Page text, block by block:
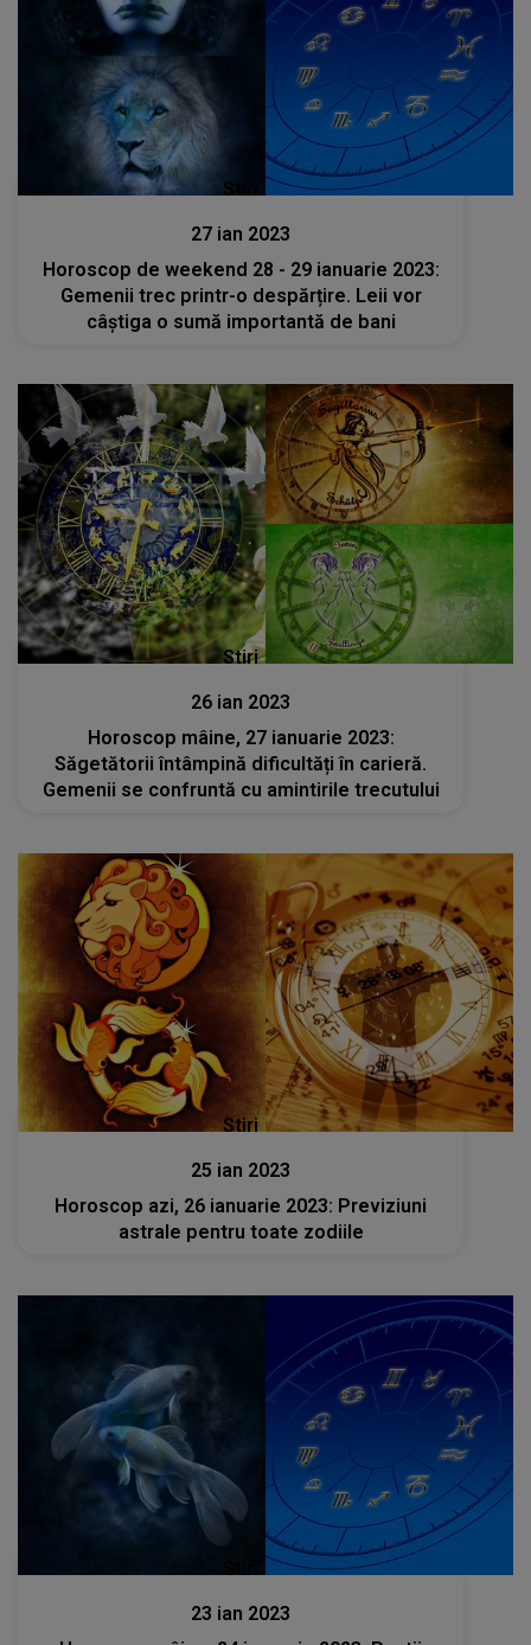
Stiri
27 ian 2023
Horoscop de weekend 28 - 29 ianuarie 2023:
Gemenii trec printr-o despărțire. Leii vor
câștiga o sumă importantă de bani
Stiri
26 ian 2023
Horoscop mâine, 27 ianuarie 2023:
Săgetătorii întâmpină dificultăți în carieră.
Gemenii se confruntă cu amintirile trecutului
Stiri
25 ian 2023
Horoscop azi, 26 ianuarie 2023: Previziuni
astrale pentru toate zodiile
23 ian 2023